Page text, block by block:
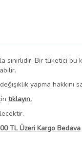
sınırlıdır. Bir tüketici bu
yapma hakkını
tıklayın.
TL Üzeri Kargo Bedava